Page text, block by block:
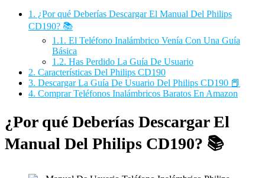
1. ¿Por qué Deberías Descargar El Manual Del Philips
CD190? 📚
1.1. El Teléfono Inalámbrico Venía Con Una Guía
Básica
1.2. Has Perdido La Guía De Usuario
2. Características Del Philips CD190
3. Descargar La Guía De Usuario Del Philips CD190 📕
4. Comprar Teléfonos Inalámbricos Baratos En Amazon
¿Por qué Deberías Descargar El
Manual Del Philips CD190? 📚